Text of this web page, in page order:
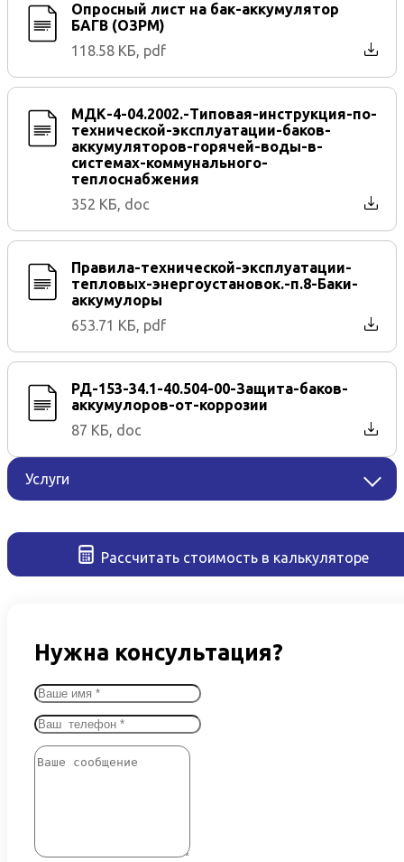
Услуги
Рассчитать стоимость в калькуляторе
Нужна консультация?
Опросный лист на бак-аккумулятор
БАГВ (ОЗРМ)
118.58 КБ, pdf
МДК-4-04.2002.-Типовая-инструкция-по-
технической-эксплуатации-баков-
аккумуляторов-горячей-воды-в-
системах-коммунального-
теплоснабжения
352 КБ, doc
Правила-технической-эксплуатации-
тепловых-энергоустановок.-п.8-Баки-
аккумулоры
653.71 КБ, pdf
РД-153-34.1-40.504-00-Защита-баков-
аккумулоров-от-коррозии
87 КБ, doc